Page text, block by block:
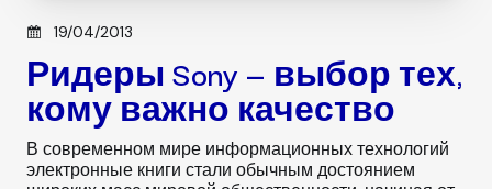
Posted on
19/04/2013
Ридеры Sony — выбор тех,
кому важно качество
В современном мире информационных технологий
электронные книги стали обычным достоянием